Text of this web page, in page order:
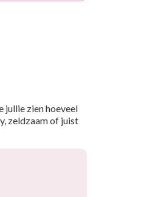
jullie zien hoeveel
zeldzaam of juist